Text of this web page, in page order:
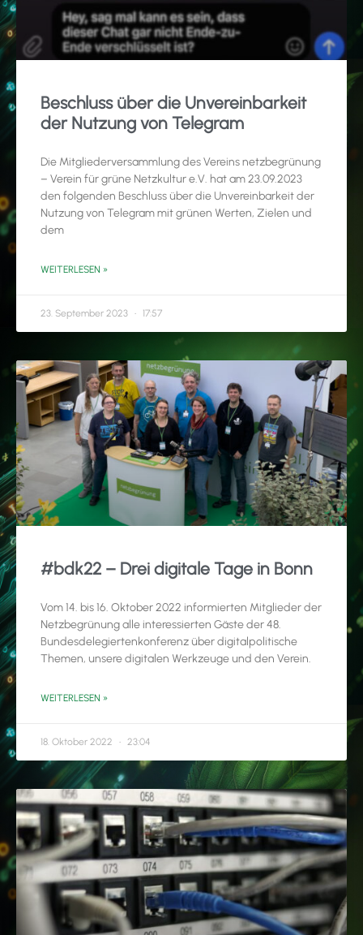
Beschluss über die Unvereinbarkeit
der Nutzung von Telegram
Die Mitgliederversammlung des Vereins netzbegrünung
– Verein für grüne Netzkultur e.V. hat am 23.09.2023
den folgenden Beschluss über die Unvereinbarkeit der
Nutzung von Telegram mit grünen Werten, Zielen und
dem
WEITERLESEN »
23. September 2023 17:57
#bdk22 – Drei digitale Tage in Bonn
Vom 14. bis 16. Oktober 2022 informierten Mitglieder der
Netzbegrünung alle interessierten Gäste der 48.
Bundesdelegiertenkonferenz über digitalpolitische
Themen, unsere digitalen Werkzeuge und den Verein.
WEITERLESEN »
18. Oktober 2022 23:04